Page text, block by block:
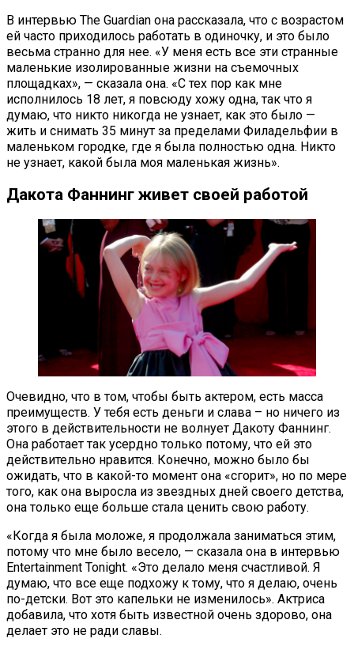
В интервью The Guardian она рассказала, что с возрастом
ей часто приходилось работать в одиночку, и это было
весьма странно для нее. «У меня есть все эти странные
маленькие изолированные жизни на съемочных
площадках», — сказала она. «С тех пор как мне
исполнилось 18 лет, я повсюду хожу одна, так что я
думаю, что никто никогда не узнает, как это было —
жить и снимать 35 минут за пределами Филадельфии в
маленьком городке, где я была полностью одна. Никто
не узнает, какой была моя маленькая жизнь».
Дакота Фаннинг живет своей работой
Очевидно, что в том, чтобы быть актером, есть масса
преимуществ. У тебя есть деньги и слава – но ничего из
этого в действительности не волнует Дакоту Фаннинг.
Она работает так усердно только потому, что ей это
действительно нравится. Конечно, можно было бы
ожидать, что в какой-то момент она «сгорит», но по мере
того, как она выросла из звездных дней своего детства,
она только еще больше стала ценить свою работу.
«Когда я была моложе, я продолжала заниматься этим,
потому что мне было весело, — сказала она в интервью
Entertainment Tonight. «Это делало меня счастливой. Я
думаю, что все еще подхожу к тому, что я делаю, очень
по-детски. Вот это капельки не изменилось». Актриса
добавила, что хотя быть известной очень здорово, она
делает это не ради славы.